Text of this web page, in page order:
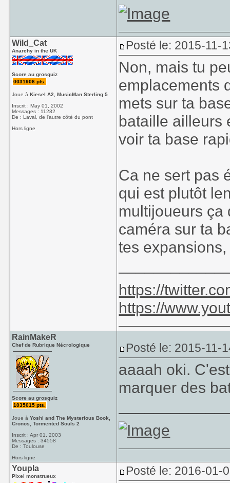
Wild_Cat
Anarchy in the UK
Score au grosquiz
0031906 pts.
Joue àKiesel A2, MusicMan Sterling 5
Inscrit : May 01, 2002
Messages : 11282
De : Laval, de l'autre côté du pont
Hors ligne
Posté le: 2015-11-
Non, mais tu
emplacements
mets sur ta
bataille ailleurs
voir ta base
Ca ne sert pas
qui est plutôt
multijoueurs ça
caméra sur ta
tes
https://
https://
RainMakeR
Chef de Rubrique Nécrologique
Score au grosquiz
1035015 pts.
Joue àYoshi and The Mysterious Book,
Cronos, Tormented Souls 2
Inscrit : Apr 01, 2003
Messages : 34558
De : Toulouse
Hors ligne
Posté le: 2015-11-
aaaah oki.
marquer des
Youpla
Pixel monstrueux Posté le: 2016-01-